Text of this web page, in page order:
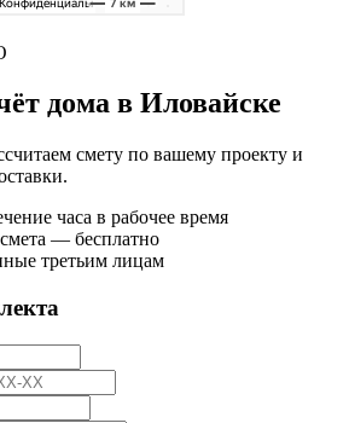
дома в Иловайске
смету по вашему проекту и
часа в рабочее время
— бесплатно
третьим лицам